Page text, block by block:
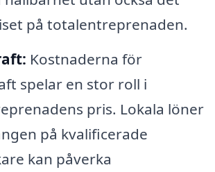
på totalentreprenaden.
Kostnaderna för
spelar en stor roll i
pris. Lokala löner
på kvalificerade
kan påverka